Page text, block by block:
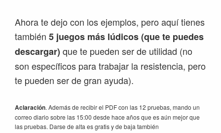
Ahora te dejo con los ejemplos, pero aquí tienes
también 5 juegos más lúdicos (que te puedes
descargar) que te pueden ser de utilidad (no
son específicos para trabajar la resistencia, pero
te pueden ser de gran ayuda).
Aclaración. Además de recibir el PDF con las 12 pruebas, mando un
correo diario sobre las 15:00 desde hace años que es aún mejor que
las pruebas. Darse de alta es gratis y de baja también